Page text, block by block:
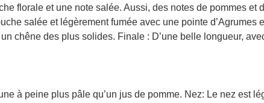
florale et une note salée. Aussi, des notes de pommes et
salée et légèrement fumée avec une pointe d’Agrumes
chêne des plus solides. Finale : D’une belle longueur,
à peine plus pâle qu’un jus de pomme. Nez: Le nez est